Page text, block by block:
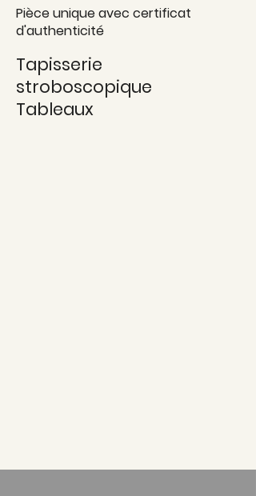
Pièce unique avec certificat
d'authenticité
Tapisserie
stroboscopique
Tableaux